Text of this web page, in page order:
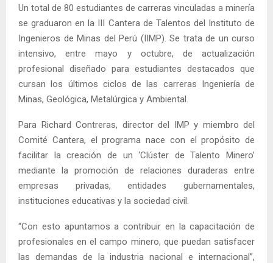
Un total de 80 estudiantes de carreras vinculadas a minería
se graduaron en la III Cantera de Talentos del Instituto de
Ingenieros de Minas del Perú (IIMP). Se trata de un curso
intensivo, entre mayo y octubre, de actualización
profesional diseñado para estudiantes destacados que
cursan los últimos ciclos de las carreras Ingeniería de
Minas, Geológica, Metalúrgica y Ambiental.
Para Richard Contreras, director del IMP y miembro del
Comité Cantera, el programa nace con el propósito de
facilitar la creación de un ‘Clúster de Talento Minero’
mediante la promoción de relaciones duraderas entre
empresas privadas, entidades gubernamentales,
instituciones educativas y la sociedad civil.
“Con esto apuntamos a contribuir en la capacitación de
profesionales en el campo minero, que puedan satisfacer
las demandas de la industria nacional e internacional”,